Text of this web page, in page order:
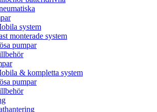
system
monterade system
pumpar
& kompletta system
pumpar